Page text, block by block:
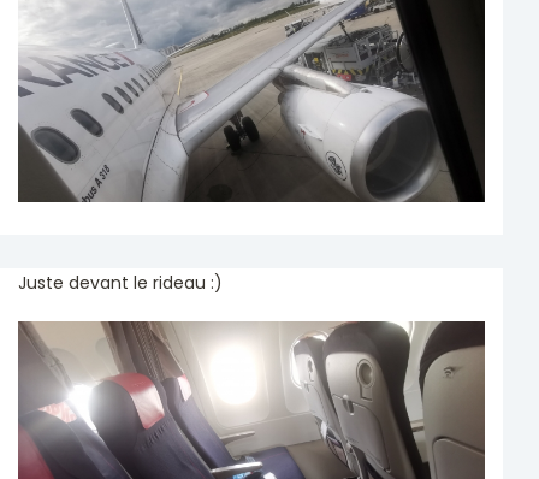
Juste devant le rideau :)